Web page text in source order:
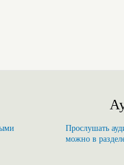
Прослушать
можно в